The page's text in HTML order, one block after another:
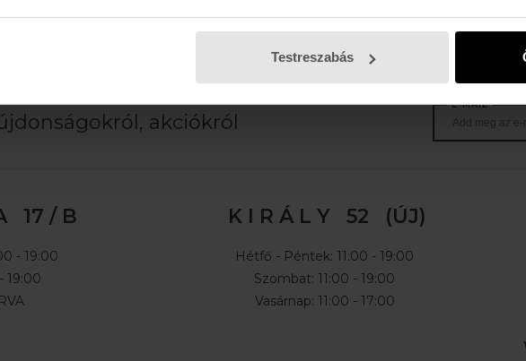
Testreszabás
akciókról
E-MAIL
17 / B
- 19:00
19:00
K I R Á L Y 52 (ÚJ)
Hétfő - Péntek: 11:00 - 19:00
Szombat: 11:00 - 19:00
Vasárnap: 11:00 - 17:00